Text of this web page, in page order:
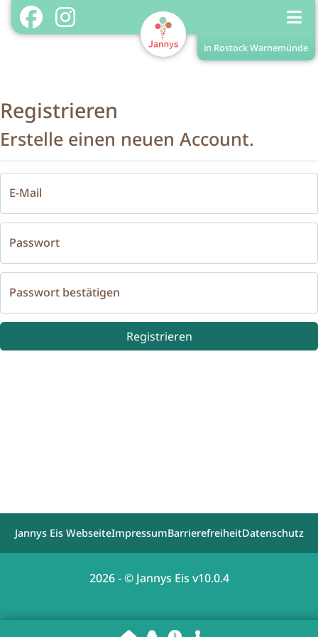
in Rostock Warnemünde
Shop in Rostock Warnemünde
Menükarte
Treuekarte/Stempel
Registrieren
Registrieren
Erstelle einen neuen Account.
E-Mail
Passwort
Passwort bestätigen
Registrieren
Jannys Eis WebseiteImpressumBarrierefreiheitDatenschutz
2026 - © Jannys Eis v10.0.4